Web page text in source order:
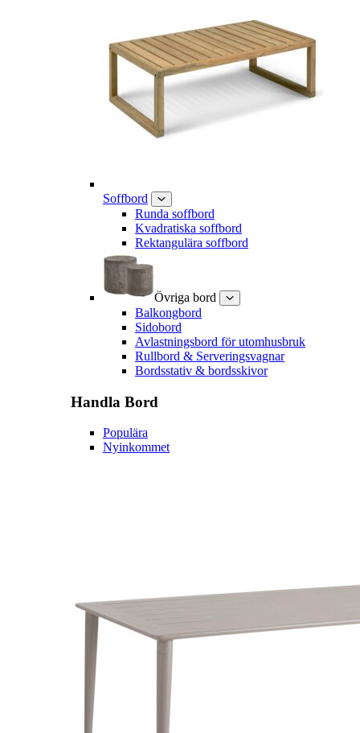
Soffbord
Runda soffbord
Kvadratiska soffbord
Rektangulära soffbord
Övriga bord
Balkongbord
Sidobord
Avlastningsbord för utomhusbruk
Rullbord & Serveringsvagnar
Bordsstativ & bordsskivor
Handla Bord
Populära
Nyinkommet